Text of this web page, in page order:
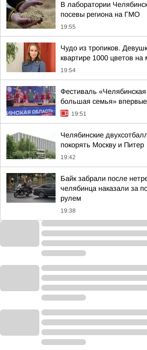
В лаборатории
посевы региона на ГМО
19:55
Чудо из тропиков.
квартире 1000 цветов
19:54
Фестиваль
большая семья»
19:51
Челябинские
покорять Москву и Питер
19:42
Байк забрали после
челябинца наказали за
рулем
19:38